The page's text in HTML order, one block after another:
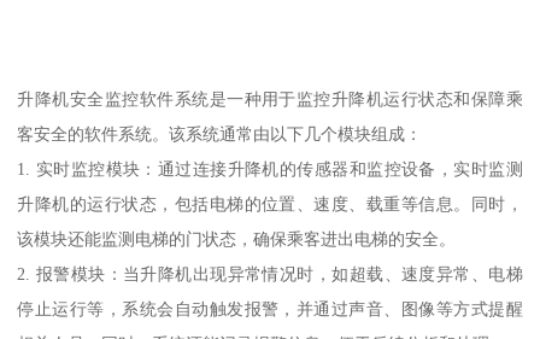
升降机安全监控软件系统是一种用于监控升降机运行状态和保障乘
客安全的软件系统。该系统通常由以下几个模块组成：
1. 实时监控模块：通过连接升降机的传感器和监控设备，实时监测
升降机的运行状态，包括电梯的位置、速度、载重等信息。同时，
该模块还能监测电梯的门状态，确保乘客进出电梯的安全。
2. 报警模块：当升降机出现异常情况时，如超载、速度异常、电梯
停止运行等，系统会自动触发报警，并通过声音、图像等方式提醒